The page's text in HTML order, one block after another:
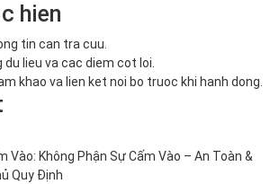
hien
tin can tra cuu.
lieu va cac diem cot loi.
khao va lien ket noi bo truoc khi hanh dong.
Vào: Không Phận Sự Cấm Vào – An Toàn &
Quy Định